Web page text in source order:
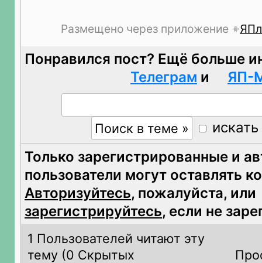
Размещено через приложение
Понравился пост? Ещё больше
Телеграм и ЯП-
Только зарегистрированные и
пользователи могут оставлять
Авторизуйтесь, пожалуйста, или
зарегистрируйтесь, если не
1 Пользователей читают эту
тему (0 Скрытых